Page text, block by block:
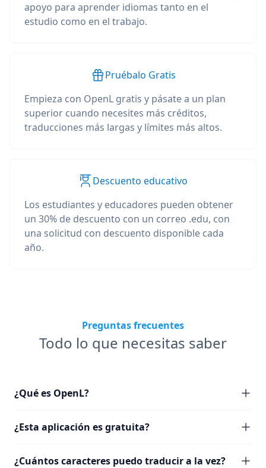
apoyo para aprender idiomas tanto en el
estudio como en el trabajo.
Pruébalo Gratis
Empieza con OpenL gratis y pásate a un plan
superior cuando necesites más créditos,
traducciones más largas y límites más altos.
Descuento educativo
Los estudiantes y educadores pueden obtener
un 30% de descuento con un correo .edu, con
una solicitud con descuento disponible cada
año.
Preguntas frecuentes
Todo lo que necesitas saber
¿Qué es OpenL?
¿Esta aplicación es gratuita?
¿Cuántos caracteres puedo traducir a la vez?